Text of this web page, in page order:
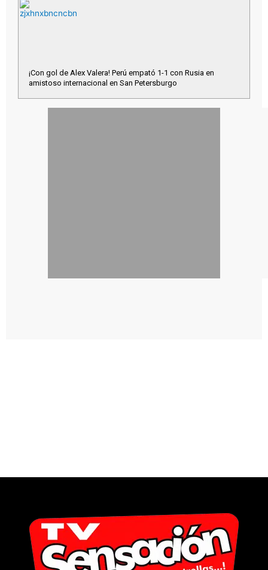
¡Con gol de Alex Valera! Perú empató 1-1 con Rusia en
amistoso internacional en San Petersburgo